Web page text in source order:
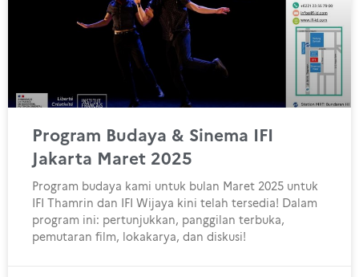
Program Budaya & Sinema IFI
Jakarta Maret 2025
Program budaya kami untuk bulan Maret 2025 untuk
IFI Thamrin dan IFI Wijaya kini telah tersedia! Dalam
program ini: pertunjukkan, panggilan terbuka,
pemutaran film, lokakarya, dan diskusi!